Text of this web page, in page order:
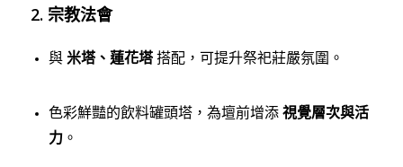
2. 宗教法會
與 米塔、蓮花塔搭配，可提升祭祀莊嚴氛圍。
色彩鮮豔的飲料罐頭塔，為壇前增添 視覺層次與活
力。